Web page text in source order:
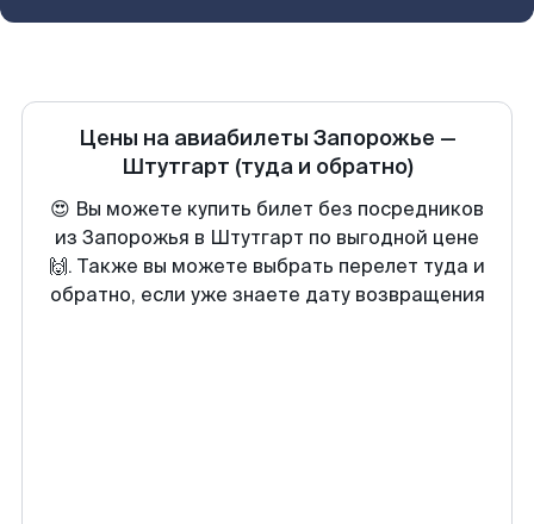
Цены на авиабилеты Запорожье —
Штутгарт (туда и обратно)
😍 Вы можете купить билет без посредников
из Запорожья в Штутгарт по выгодной цене
🙌. Также вы можете выбрать перелет туда и
обратно, если уже знаете дату возвращения